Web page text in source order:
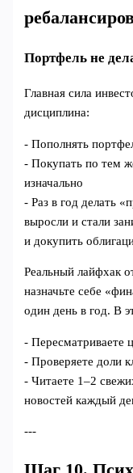
Портфель не
Главная сила
дисциплина:
- Пополнять
- Покупать по тем
изначально
- Раз в год делать
выросли и стали
и докупить
Реальный лайфхак
назначьте себе
один день в год. В
- Пересматриваете
- Проверяете доли
- Читаете 1–2
новостей каждый
---